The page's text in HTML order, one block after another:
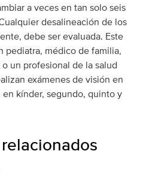
a veces en tan solo seis
desalineación de los
debe ser evaluada. Este
pediatra, médico de familia,
un profesional de la salud
exámenes de visión en
kínder, segundo, quinto y